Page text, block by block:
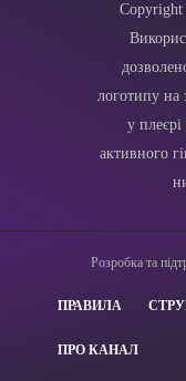
Copyright
логотипу на
у
активного
Розробка та
ПРАВИЛА
ПРО КАНАЛ